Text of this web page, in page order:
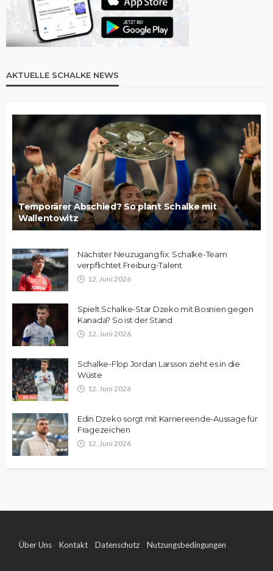
AKTUELLE SCHALKE NEWS
Temporärer Abschied? So plant Schalke mit
Wallentowitz
Nächster Neuzugang fix: Schalke-Team
verpflichtet Freiburg-Talent
12. Juni 2026
Spielt Schalke-Star Dzeko mit Bosnien gegen
Kanada? So ist der Stand
12. Juni 2026
Schalke-Flop Jordan Larsson zieht es in die
Wüste
12. Juni 2026
Edin Dzeko sorgt mit Karriereende-Aussage für
Fragezeichen
12. Juni 2026
Über Uns Kontakt Datenschutz Nutzungsbedingungen